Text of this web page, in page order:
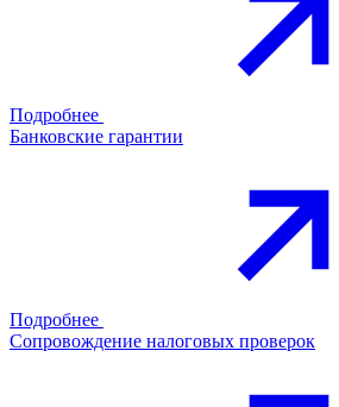
Подробнее
Банковские гарантии
Подробнее
Сопровождение налоговых проверок